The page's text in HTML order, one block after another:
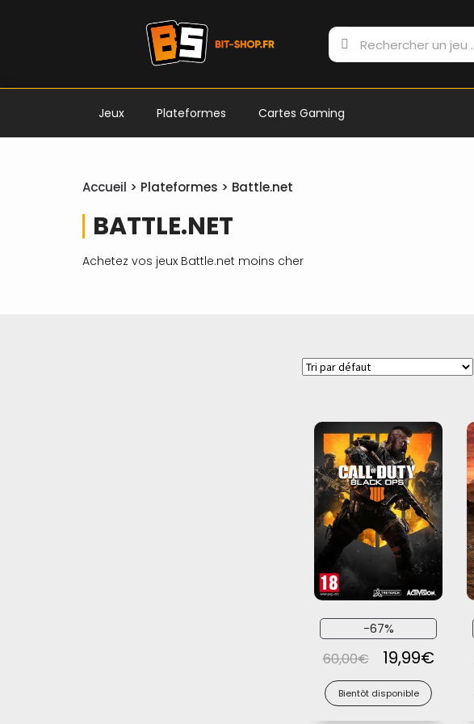
Jeux Plateformes Cartes Gaming
Accueil > Plateformes > Battle.net
BATTLE.NET
Achetez vos jeux Battle.net moins cher
-67%
60,00€ 19,99€
Bientôt disponible